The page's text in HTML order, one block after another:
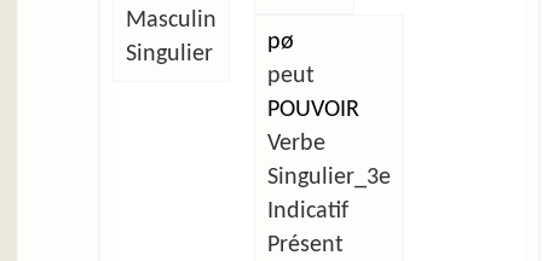
Masculin
Singulier
pø
peut
POUVOIR
Verbe
Singulier_3e
Indicatif
Présent